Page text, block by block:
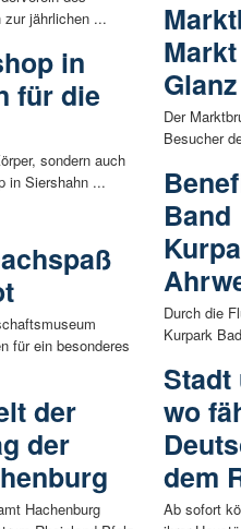
zur jährlichen ...
in
für die
sondern auch
in Siershahn ...
für ein besonderes
der
der
Hachenburg
Glanz
Der
Besucher
Durch die
Kurpark
Stadt
wo
dem
Ab sofort